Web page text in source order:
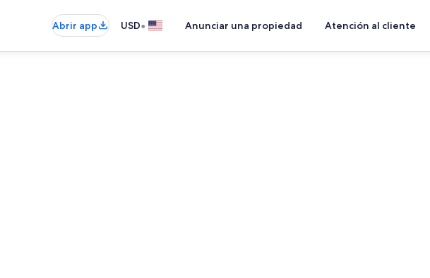
Abrir app USD• Anunciar una propiedad Atención al cliente